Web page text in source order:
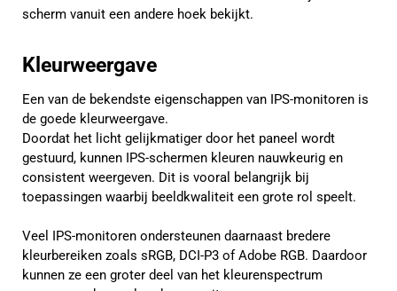
scherm vanuit een andere hoek bekijkt.
Kleurweergave
Een van de bekendste eigenschappen van IPS-monitoren is
de goede kleurweergave.
Doordat het licht gelijkmatiger door het paneel wordt
gestuurd, kunnen IPS-schermen kleuren nauwkeurig en
consistent weergeven. Dit is vooral belangrijk bij
toepassingen waarbij beeldkwaliteit een grote rol speelt.
Veel IPS-monitoren ondersteunen daarnaast bredere
kleurbereiken zoals sRGB, DCI-P3 of Adobe RGB. Daardoor
kunnen ze een groter deel van het kleurenspectrum